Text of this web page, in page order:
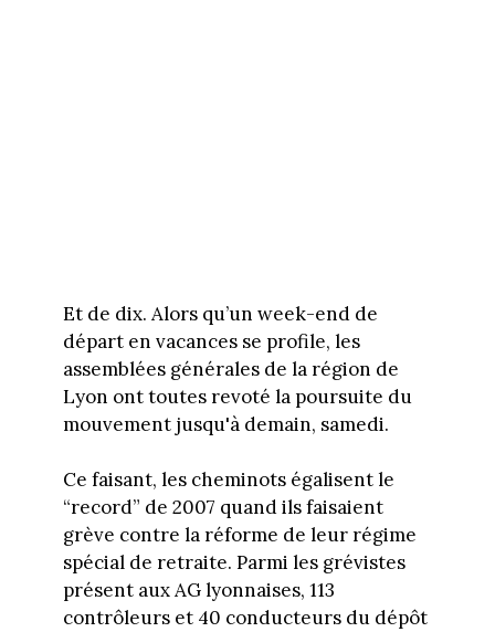
Et de dix. Alors qu’un week-end de
départ en vacances se profile, les
assemblées générales de la région de
Lyon ont toutes revoté la poursuite du
mouvement jusqu'à demain, samedi.
Ce faisant, les cheminots égalisent le
“record” de 2007 quand ils faisaient
grève contre la réforme de leur régime
spécial de retraite. Parmi les grévistes
présent aux AG lyonnaises, 113
contrôleurs et 40 conducteurs du dépôt